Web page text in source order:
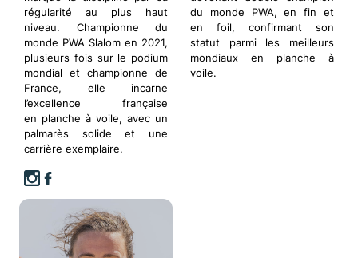
régularité au plus haut
niveau. Championne du
monde PWA Slalom en 2021,
plusieurs fois sur le podium
mondial et championne de
France, elle incarne
l’excellence française
en planche à voile, avec un
palmarès solide et une
carrière exemplaire.
du monde PWA, en fin et
en foil, confirmant son
statut parmi les meilleurs
mondiaux en planche à
voile.